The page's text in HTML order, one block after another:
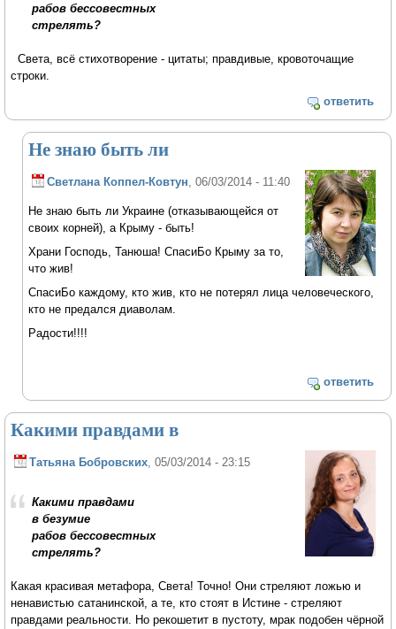
рабов бессовестных
стрелять?
Света, всё стихотворение - цитаты; правдивые, кровоточащие
строки.
ответить
Не знаю быть ли
Светлана Коппел-Ковтун, 06/03/2014 - 11:40
Не знаю быть ли Украине (отказывающейся от
своих корней), а Крыму - быть!
Храни Господь, Танюша! СпасиБо Крыму за то,
что жив!
СпасиБо каждому, кто жив, кто не потерял лица человеческого,
кто не предался диаволам.
Радости!!!!
ответить
Какими правдами в
Татьяна Бобровских, 05/03/2014 - 23:15
Какими правдами
в безумие
рабов бессовестных
стрелять?
Какая красивая метафора, Света! Точно! Они стреляют ложью и
ненавистью сатанинской, а те, кто стоят в Истине - стреляют
правдами реальности. Но рекошетит в пустоту, мрак подобен чёрной